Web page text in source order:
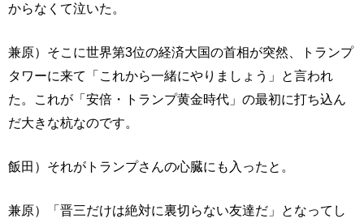
からなくて泣いた。
兼原）そこに世界第3位の経済大国の首相が突然、トランプ
タワーに来て「これから一緒にやりましょう」と言われ
た。これが「安倍・トランプ黄金時代」の最初に打ち込ん
だ大きな杭なのです。
飯田）それがトランプさんの心臓にも入ったと。
兼原）「晋三だけは絶対に裏切らない友達だ」となってし